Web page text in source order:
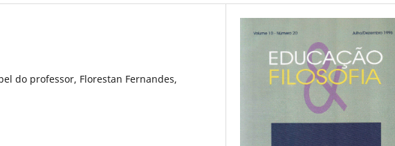
do professor, Florestan Fernandes,